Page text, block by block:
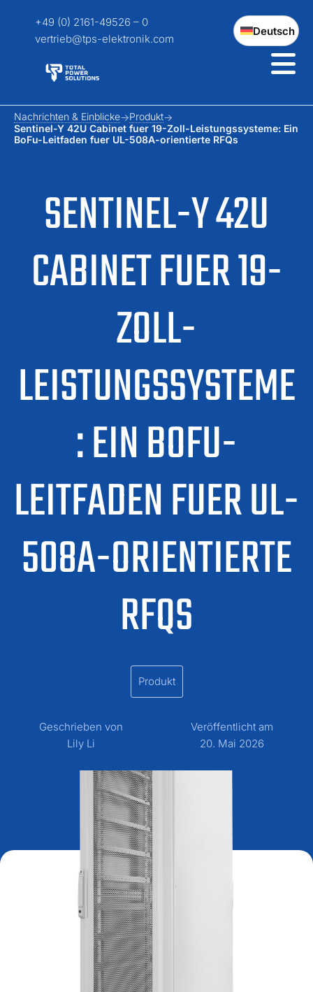
+49 (0) 2161-49526 – 0
vertrieb@tps-elektronik.com
Deutsch
SENTINEL-Y 42U
CABINET FUER 19-
ZOLL-
LEISTUNGSSYSTEME
: EIN BOFU-
LEITFADEN FUER UL-
508A-ORIENTIERTE
RFQS
Nachrichten & Einblicke
Produkt
Sentinel-Y 42U Cabinet fuer 19-Zoll-Leistungssysteme: Ein
BoFu-Leitfaden fuer UL-508A-orientierte RFQs
Produkt
Geschrieben von
Lily Li
Veröffentlicht am
20. Mai 2026